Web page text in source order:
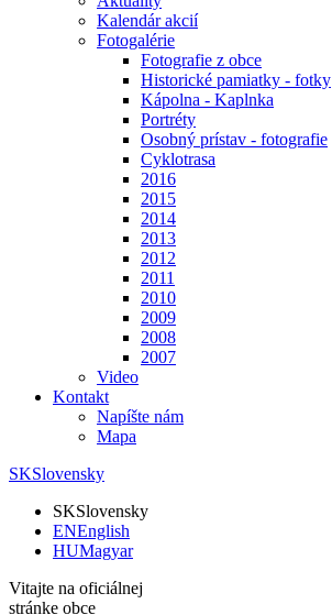
Kalendár akcií
Fotogalérie
Fotografie z obce
Historické pamiatky - fotky
Kápolna - Kaplnka
Portréty
Osobný prístav - fotografie
Cyklotrasa
2016
2015
2014
2013
2012
2011
2010
2009
2008
2007
Video
Kontakt
Napíšte nám
Mapa
SKSlovensky
SKSlovensky
ENEnglish
HUMagyar
Vitajte na oficiálnej
stránke obce